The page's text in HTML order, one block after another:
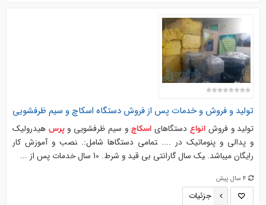
تولید و فروش و خدمات پس از فروش دستگاه اسکاچو سیم ظرفشویی
تولید و فروشانواع دستگاهایاسکاچ و سیم ظرفشویی وپرس هیدرولیک
و پدالی و پنوماتیک در .... ‍تمامی دستگاها شامل:. ‍نصب و آموزش کار
رایگان میباشد. ‍یک سال گارانتی بی قید و شرط. ‍10 سال خدمات پس از ...
4 سال پیش
جزئیات